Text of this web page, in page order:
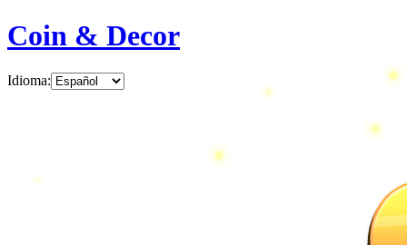
Coin & Decor
Idioma: